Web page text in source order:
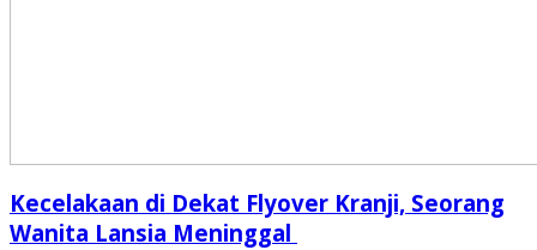
Kecelakaan di Dekat Flyover Kranji, Seorang
Wanita Lansia Meninggal